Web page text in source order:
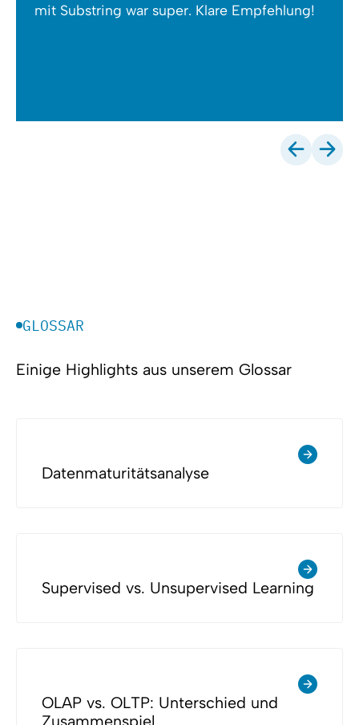
mit Substring war super. Klare Empfehlung!
GLOSSAR
Einige Highlights aus unserem Glossar
Datenmaturitätsanalyse
Supervised vs. Unsupervised Learning
OLAP vs. OLTP: Unterschied und
Zusammenspiel